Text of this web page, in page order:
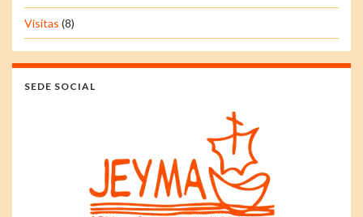
Visitas (8)
SEDE SOCIAL